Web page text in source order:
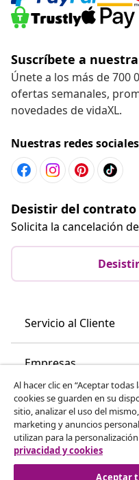
Suscríbete a
Únete a los más de 700
ofertas semanales,
novedades de vidaXL.
Nuestras redes sociales
Desistir del contrato
Solicita la cancelación
Servicio al Cliente
Empresas
vidaXL
Descubre mas
Al hacer clic en “Aceptar
cookies se guarden en su
sitio, analizar el uso del
marketing y anuncios
utilizan para la
privacidad y cookies
Aceptar